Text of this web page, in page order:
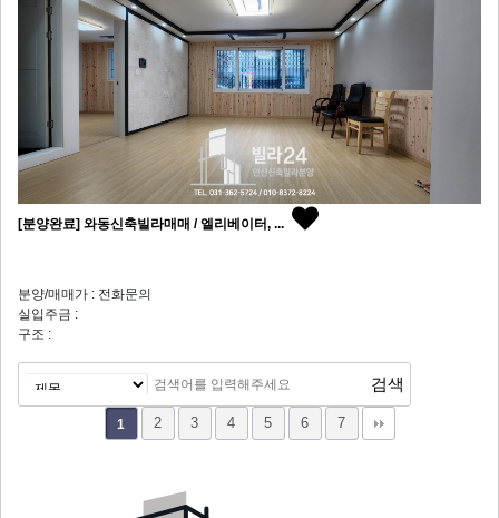
[분양완료] 와동신축빌라매매 / 엘리베이터, ...
분양/매매가 : 전화문의
실입주금 :
구조 :
1 2 3 4 5 6 7